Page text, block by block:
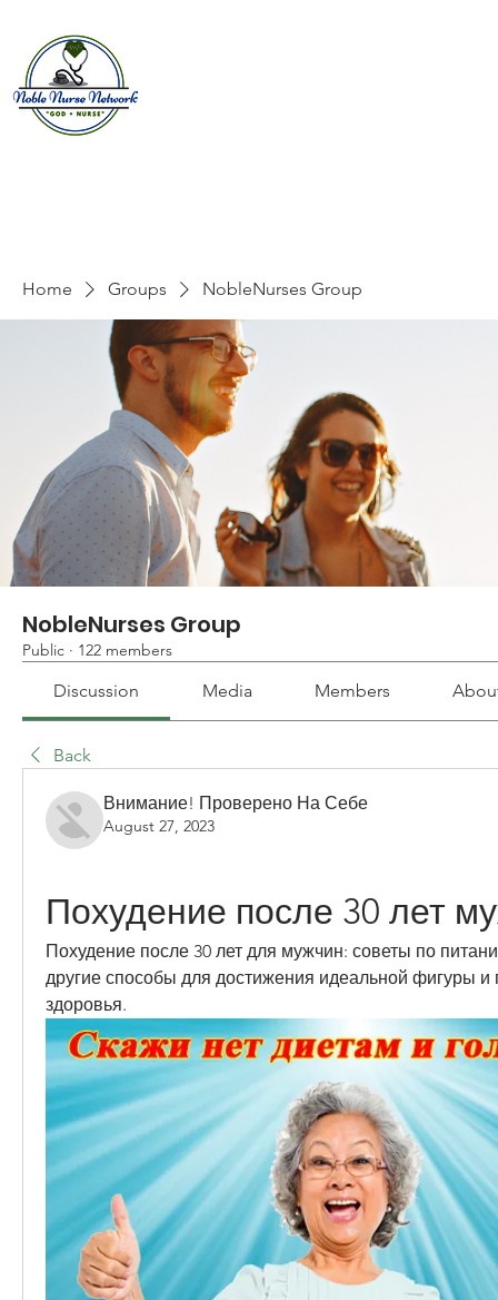
Home Groups NobleNurses Group
NobleNurses Group
Public · 122 members
Discussion Media Members
Back
Внимание! Проверено На Себе
August 27, 2023
Похудение после 30 лет
Похудение после 30 лет для мужчин: советы по
другие способы для достижения идеальной фигуры
здоровья.